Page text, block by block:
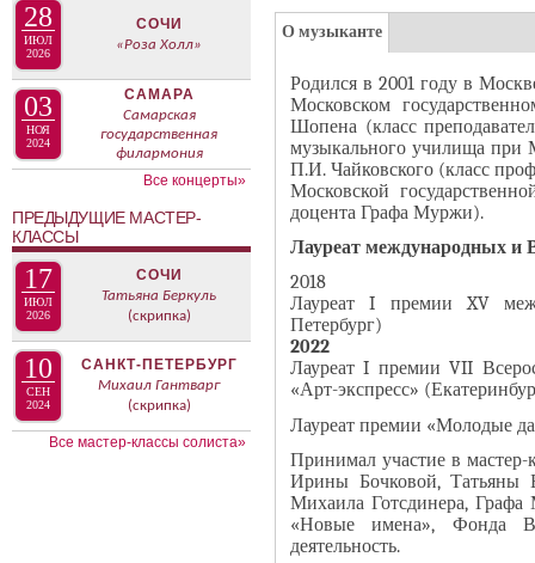
Г
У
П
П
А
В
Л
А
О
И
П
О
Л
Н
И
О музыканте(
а
к
т
и
в
н
я
а
к
а
)
Родился в 2001 году в
Московском
Шопена (класс
музыкального училища при
П.И. Чайковского (класс
Московской
доцента Графа Муржи).
Лауреат международных и
2018
Лауреат I премии XV
Петербург)
2022
Лауреат I премии VII
«Арт-экспресс»
Лауреат премии «Молодые
Принимал участие в
Ирины Бочковой, Татьяны
Михаила Готсдинера,
«Новые имена», Фонда
деятельность.
28
ИЮЛ
2026
СОЧИ
«Роза Холл»
03
НОЯ
2024
САМАРА
Самарская
государственная
филармония
Все концерты»
ПРЕДЫДУЩИЕ МАСТЕР-
КЛАССЫ
17
ИЮЛ
2026
СОЧИ
Татьяна Беркуль
(скрипка)
10
СЕН
2024
САНКТ-ПЕТЕРБУРГ
Михаил Гантварг
(скрипка)
Все мастер-классы солиста»